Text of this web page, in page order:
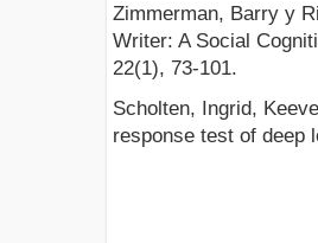
Zimmerman, Barry y
Writer: A Social
22(1), 73-101.
Scholten, Ingrid,
response test of deep